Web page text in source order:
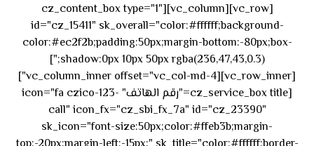
[vc_row][vc_column][cz_content_box type="1"
id="cz_15411" sk_overall="color:#ffffff;background-
color:#ec2f2b;padding:50px;margin-bottom:-80px;box-
shadow:0px 10px 50px rgba(236,47,43,0.3);"]
[vc_row_inner][vc_column_inner offset="vc_col-md-4"]
[cz_service_box title="رقم الهاتف" icon="fa czico-123-
call" icon_fx="cz_sbi_fx_7a" id="cz_23390"
sk_icon="font-size:50px;color:#ffeb3b;margin-